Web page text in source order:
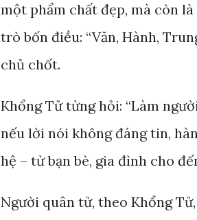
một phẩm chất đẹp, mà còn
trò bốn điều: “Văn, Hành,
chủ chốt.
Khổng Tử từng hỏi: “Làm
nếu lời nói không đáng tin,
hệ – từ bạn bè, gia đình cho
Người quân tử, theo Khổng